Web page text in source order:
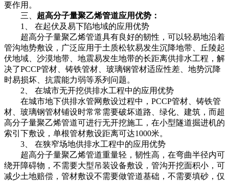
要作用。
三、 超高分子量聚乙烯管道应用优势：
1、 在起伏及易下陷地域的应用优势
超高分子量聚乙烯管道具有良好的韧性，可以轻易地沿着
管沟地势敷设，广泛应用于土质松软易发生沉降地带、丘陵起
伏地域、沙漠地带、地震易发生地带的长距离供排水工程，解
决了PCCP管材、铸铁管材、玻璃钢管材适应性差、地势沉降
时易损坏、抗震能力弱等系列问题。
2、 在城市无开挖供排水工程中的应用优势
在城市地下供排水管网敷设过程中，PCCP管材、铸铁管
材、玻璃钢管材铺设时常常需要破坏道路、绿化、建筑，而超
高分子量聚乙烯管道可进行无开挖施工，在小型隧道掘进机的
索引下敷设，单根管材敷设距离可达1000米。
3、 在狭窄场地供排水工程中的应用优势
超高分子量聚乙烯管道重量轻，韧性高，在弯曲半径内可
绕开障碍物，不需要大型吊装设备敷设，管沟开挖面积小，可
减少土地赔偿，管材敷设不需要做管道基础，不需要填砂，仅